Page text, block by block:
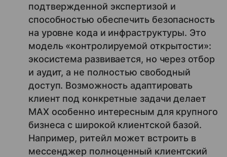
подтвержденной экспертизой и
способностью обеспечить безопасность
на уровне кода и инфраструктуры. Это
модель «контролируемой открытости»:
экосистема развивается, но через отбор
и аудит, а не полностью свободный
доступ. Возможность адаптировать
клиент под конкретные задачи делает
MAX особенно интересным для крупного
бизнеса с широкой клиентской базой.
Например, ритейл может встроить в
мессенджер полноценный клиентский